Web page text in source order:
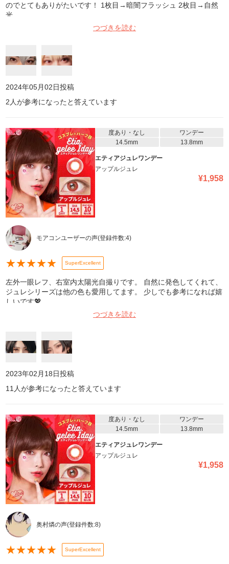
のでとてもありがたいです！ 1枚目→暗闇フラッシュ 2枚目→自然
光
つづきを読む
2024年05月02日投稿
2 人が参考になったと答えています
度あり・なし
ワンデー
14.5mm
13.8mm
エティアジュレワンデー
アップルジュレ
¥1,958
モアコンユーザーの声(登録件数:4)
★★★★★ SuperExcellent
左外一眼レフ、右室内太陽光自撮りです。 自然に発色してくれて、
ジュレシリーズは他の色も愛用してます。 少しでも参考になれば嬉
しいです💖
つづきを読む
2023年02月18日投稿
11 人が参考になったと答えています
度あり・なし
ワンデー
14.5mm
13.8mm
エティアジュレワンデー
アップルジュレ
¥1,958
奥村燐の声(登録件数:8)
★★★★★ SuperExcellent